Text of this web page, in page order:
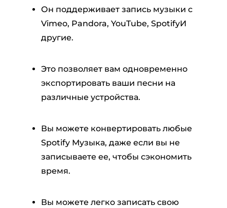
Он поддерживает запись музыки с
Vimeo, Pandora, YouTube, SpotifyИ
другие.
Это позволяет вам одновременно
экспортировать ваши песни на
различные устройства.
Вы можете конвертировать любые
Spotify Музыка, даже если вы не
записываете ее, чтобы сэкономить
время.
Вы можете легко записать свою